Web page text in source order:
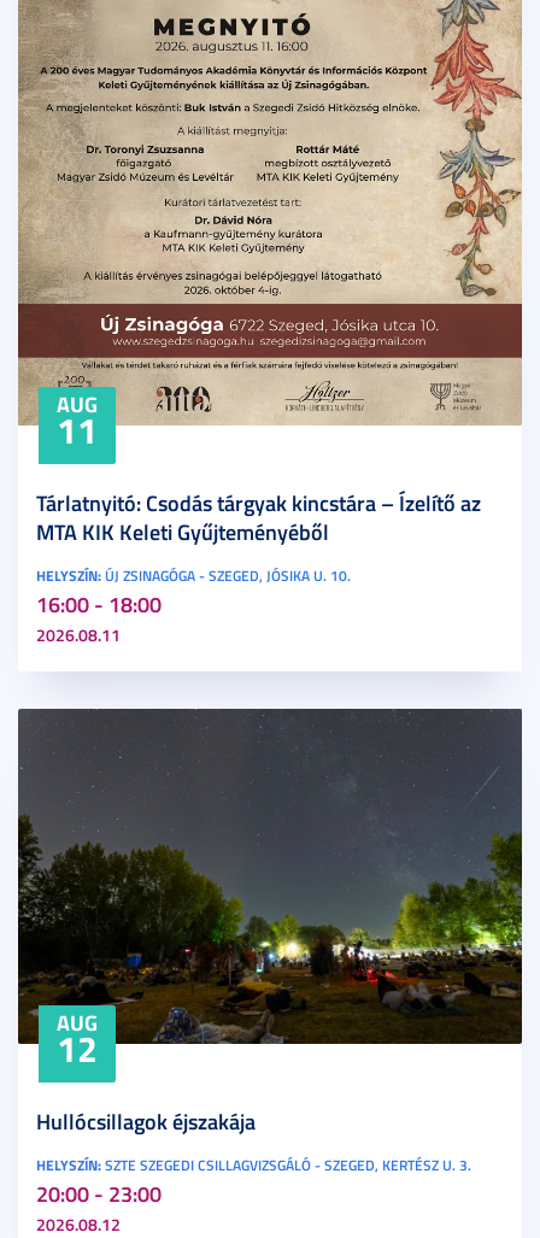
AUG
11
16:00 - 18:00
2026.08.11
HELYSZÍN:ÚJ ZSINAGÓGA - SZEGED, JÓSIKA U. 10.
Tárlatnyitó: Csodás tárgyak kincstára – Ízelítő az
MTA KIK Keleti Gyűjteményéből
AUG
12
20:00 - 23:00
2026.08.12
HELYSZÍN:SZTE SZEGEDI CSILLAGVIZSGÁLÓ - SZEGED, KERTÉSZ U. 3.
Hullócsillagok éjszakája